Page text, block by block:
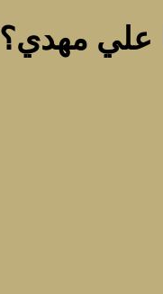
علي مهدي؟